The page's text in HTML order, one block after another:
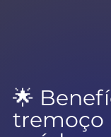
🌟
tremoço